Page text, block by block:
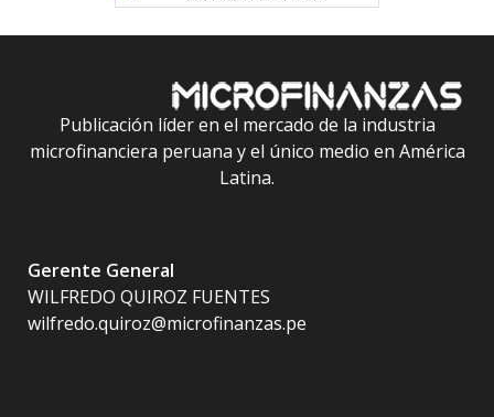
Publicación líder en el mercado de la industria
microfinanciera peruana y el único medio en América
Latina.
Gerente General
WILFREDO QUIROZ FUENTES
wilfredo.quiroz@microfinanzas.pe